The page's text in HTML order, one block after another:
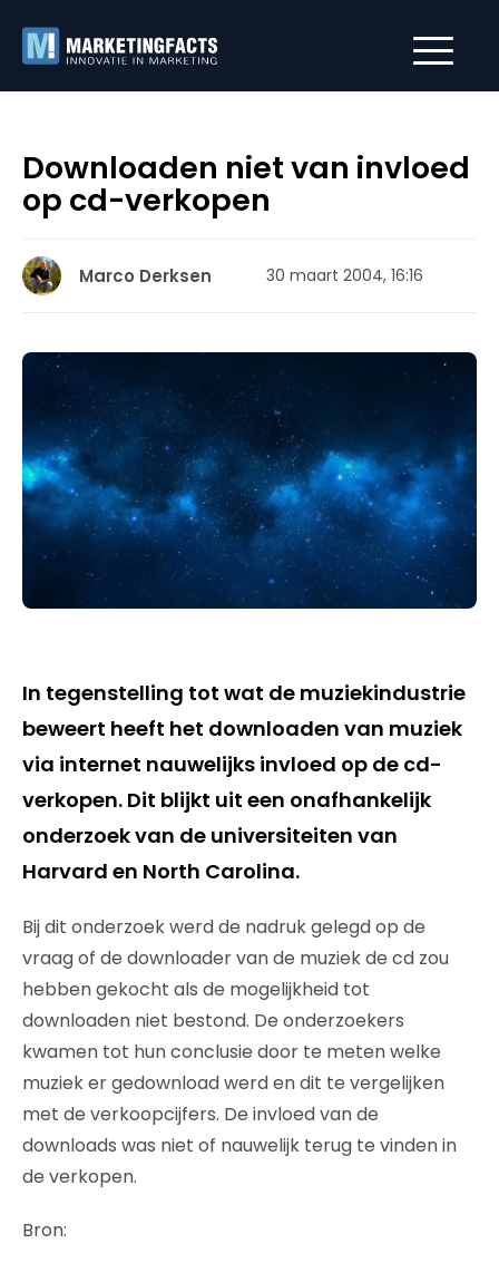
Downloaden niet van invloed
op cd-verkopen
Marco Derksen 30 maart 2004, 16:16
In tegenstelling tot wat de muziekindustrie
beweert heeft het downloaden van muziek
via internet nauwelijks invloed op de cd-
verkopen. Dit blijkt uit een onafhankelijk
onderzoek van de universiteiten van
Harvard en North Carolina.
Bij dit onderzoek werd de nadruk gelegd op de
vraag of de downloader van de muziek de cd zou
hebben gekocht als de mogelijkheid tot
downloaden niet bestond. De onderzoekers
kwamen tot hun conclusie door te meten welke
muziek er gedownload werd en dit te vergelijken
met de verkoopcijfers. De invloed van de
downloads was niet of nauwelijk terug te vinden in
de verkopen.
Bron: